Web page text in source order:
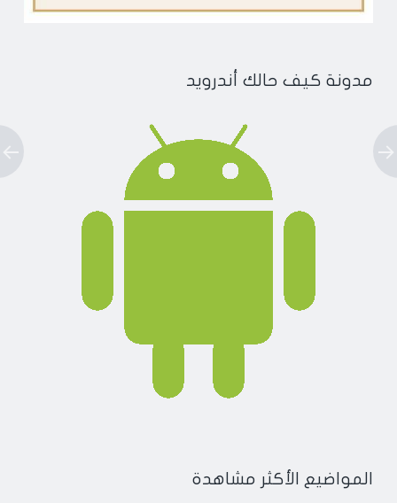
مدونة كيف حالك أندرويد
المواضيع الأكثر مشاهدة